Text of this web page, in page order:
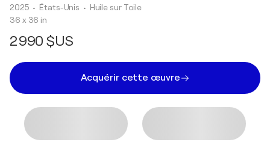
2025 • États-Unis • Huile sur Toile
36 x 36 in
2 990 $US
Acquérir cette œuvre